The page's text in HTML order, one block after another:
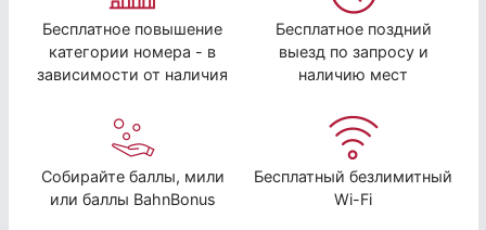
Бесплатное повышение
категории номера - в
зависимости от наличия
Бесплатное поздний
выезд по запросу и
наличию мест
Собирайте баллы, мили
или баллы BahnBonus
Бесплатный безлимитный
Wi-Fi